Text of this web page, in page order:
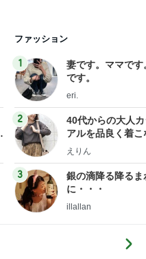
ファッション
1
妻です。ママです
です。
eri.
2
40代からの大人
アルを品良く着こ
ファッションブロ
えりん
3
銀の滴降る降るま
に・・・
illallan